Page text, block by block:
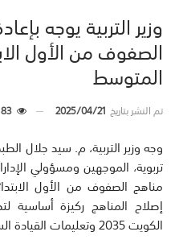
وزير التربية يوجه
الصفوف من الأول
المتوسط
تم النشر بتاريخ 2025/04/21
83
وجه وزير التربية، م. سيد جلال
تربوية، الموجهين ومسؤولي
مناهج الصفوف من الأول
إصلاح المناهج ركيزة أساسية
الكويت 2035 وتعليمات القيادة السياسية.